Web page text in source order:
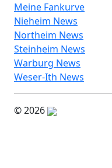
Meine Fankurve
Nieheim News
Northeim News
Steinheim News
Warburg News
Weser-Ith News
© 2026